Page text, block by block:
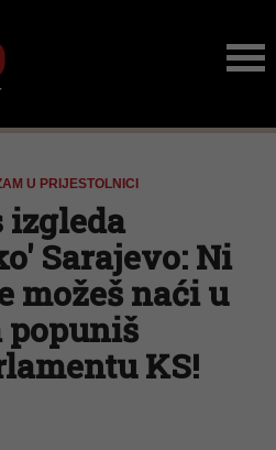
U PRIJESTOLNICI
izgleda
Sarajevo: Ni
možeš naći u
popuniš
KS!